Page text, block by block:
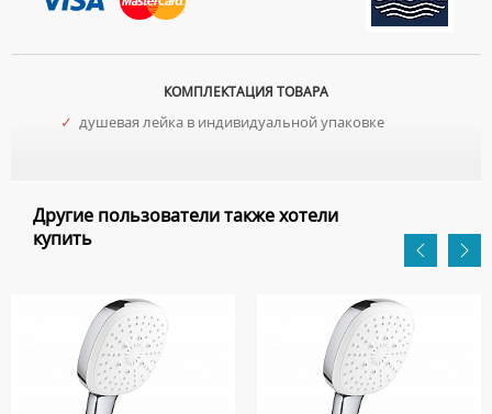
КОМПЛЕКТАЦИЯ ТОВАРА
✓ душевая лейка в индивидуальной упаковке
Другие пользователи также хотели
купить